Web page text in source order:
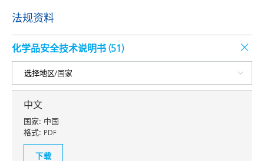
法规资料
化学品安全技术说明书 (51)
中文
国家: 中国
格式: PDF
下载